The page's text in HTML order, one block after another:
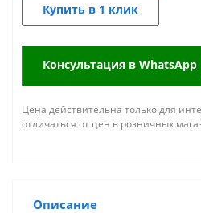
Купить в 1 клик
Консультация в WhatsApp
Цена действительна только для
отличаться от цен в розничных
Описание